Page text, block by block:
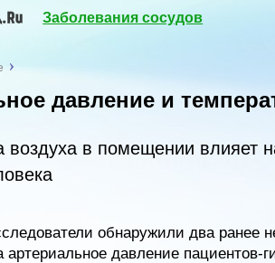
Заболевания сосудов
давление и
воздуха в помещении влияет
обнаружили два ранее
артериальное давление пациентов-